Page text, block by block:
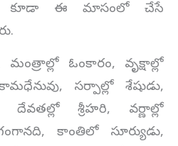
కూడా ఈ మాసంలో చేసే
ఓంకారం, వృక్షాల్లో
కామధేనువు, సర్పాల్లో శేషుడు,
దేవతల్లో శ్రీహరి, వర్ణాల్లో
కాంతిలో సూర్యుడు,